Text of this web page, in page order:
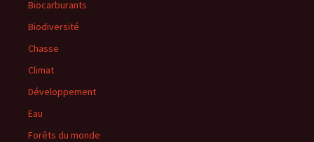
Biocarburants
Biodiversité
Chasse
Climat
Développement
Eau
Forêts du monde